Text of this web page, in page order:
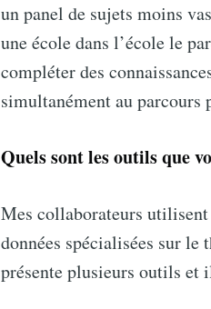
un panel de sujets moins
une école dans l’école le
compléter des
simultanément au parcours
Quels sont les outils que
Mes collaborateurs
données spécialisées sur le
présente plusieurs outils et